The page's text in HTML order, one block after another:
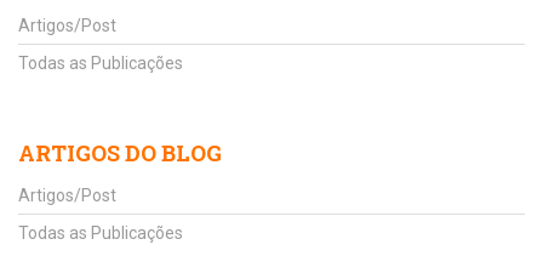
Artigos/Post
Todas as Publicações
ARTIGOS DO BLOG
Artigos/Post
Todas as Publicações